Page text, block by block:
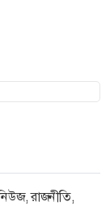
রাজনীতি,